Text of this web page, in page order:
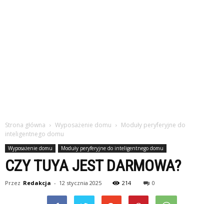
Strona główna Wyposażenie domu
Moduły peryferyjne do
inteligentnego domu
Wyposażenie domu Moduły peryferyjne do inteligentnego domu
CZY TUYA JEST DARMOWA?
Przez Redakcja - 12 stycznia 2025 214 0